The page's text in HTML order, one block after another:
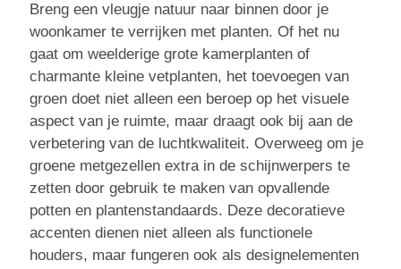
Breng een vleugje natuur naar binnen door je
woonkamer te verrijken met planten. Of het nu
gaat om weelderige grote kamerplanten of
charmante kleine vetplanten, het toevoegen van
groen doet niet alleen een beroep op het visuele
aspect van je ruimte, maar draagt ook bij aan de
verbetering van de luchtkwaliteit. Overweeg om je
groene metgezellen extra in de schijnwerpers te
zetten door gebruik te maken van opvallende
potten en plantenstandaards. Deze decoratieve
accenten dienen niet alleen als functionele
houders, maar fungeren ook als designelementen